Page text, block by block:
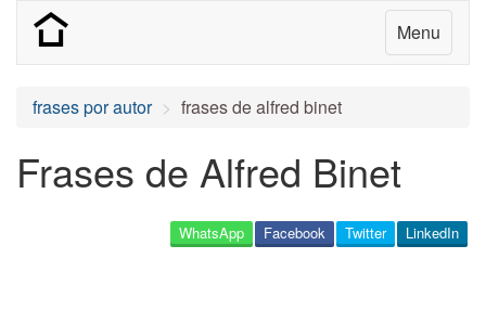
Menu
frases por autor frases de alfred binet
Frases de Alfred Binet
LinkedIn
Twitter
Facebook
WhatsApp